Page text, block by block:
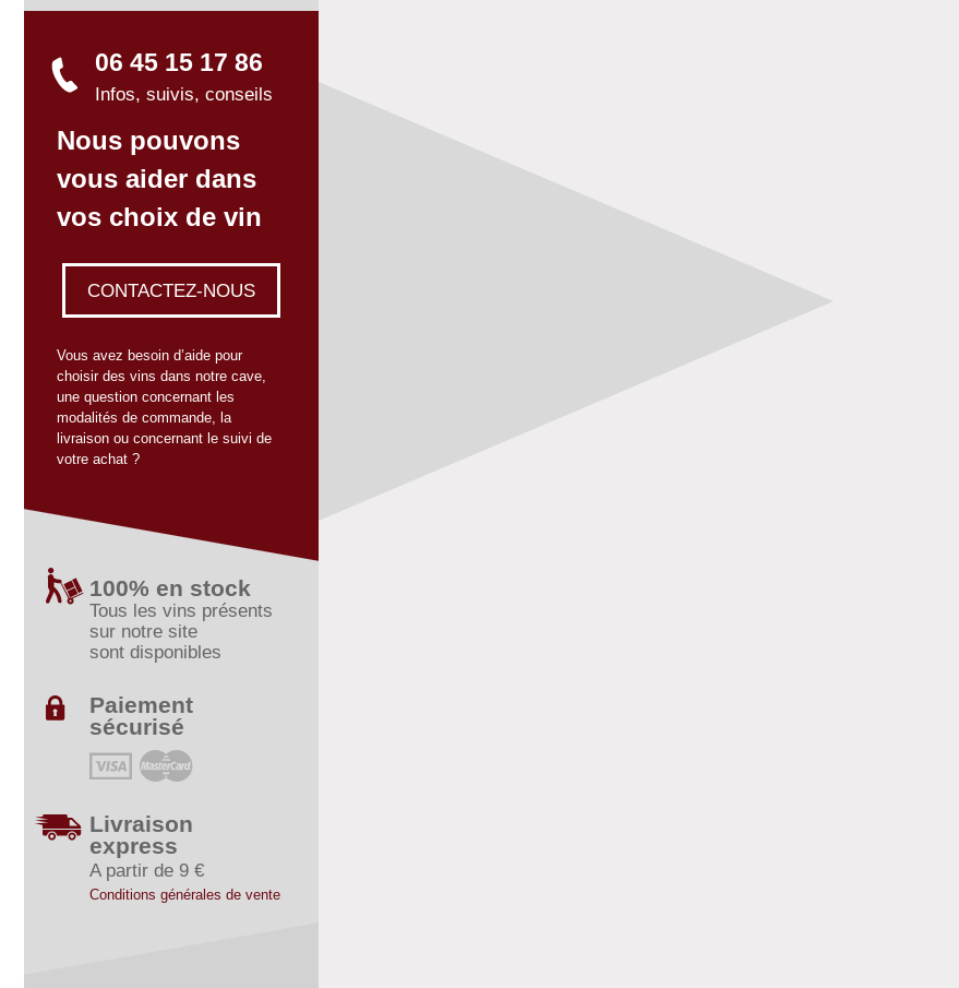
06 45 15 17 86
Infos, suivis, conseils
Nous pouvons
vous aider dans
vos choix de vin
CONTACTEZ-NOUS
Vous avez besoin d’aide pour
choisir des vins dans notre cave,
une question concernant les
modalités de commande, la
livraison ou concernant le suivi de
votre achat ?
100% en stock
Tous les vins présents
sur notre site
sont disponibles
Paiement
sécurisé
Livraison
express
A partir de 9 €
Conditions générales de vente